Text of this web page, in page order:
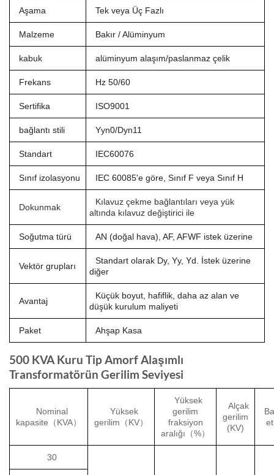
Aşama Tek veya Üç Fazlı
Malzeme Bakır / Alüminyum
kabuk alüminyum alaşım/paslanmaz çelik
Frekans Hz 50/60
Sertifika ISO9001
bağlantı stili Yyn0/Dyn11
Standart IEC60076
Sınıf izolasyonu IEC 60085'e göre, Sınıf F veya Sınıf H
Dokunmak
Kılavuz çekme bağlantıları veya yük
altında kılavuz değiştirici ile
Soğutma türü AN (doğal hava), AF, AFWF istek üzerine
Vektör grupları
Standart olarak Dy, Yy, Yd. İstek üzerine
diğer
Avantaj
Küçük boyut, hafiflik, daha az alan ve
düşük kurulum maliyeti
Paket Ahşap Kasa
500 KVA Kuru Tip Amorf Alaşımlı
Transformatörün Gerilim Seviyesi
Nominal
kapasite（KVA）
Yüksek
gerilim（KV）
Yüksek
gerilim
fraksiyon
aralığı（%）
Alçak
gerilim
(KV)
30